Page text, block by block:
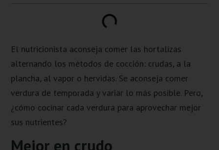
El nutricionista aconseja comer las hortalizas
alternando los métodos de cocción: crudas, a la
plancha, al vapor o hervidas. Se aconseja comer
verdura de temporada y variar lo más posible. Pero,
¿cómo cocinar cada verdura para aprovechar mejor
sus nutrientes?
Mejor en crudo